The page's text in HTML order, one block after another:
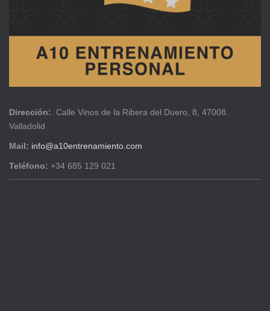
Dirección: Calle Vinos de la Ribera del Duero, 8, 47008.
Valladolid
Mail: info@a10entrenamiento.com
Teléfono: +34 685 129 021